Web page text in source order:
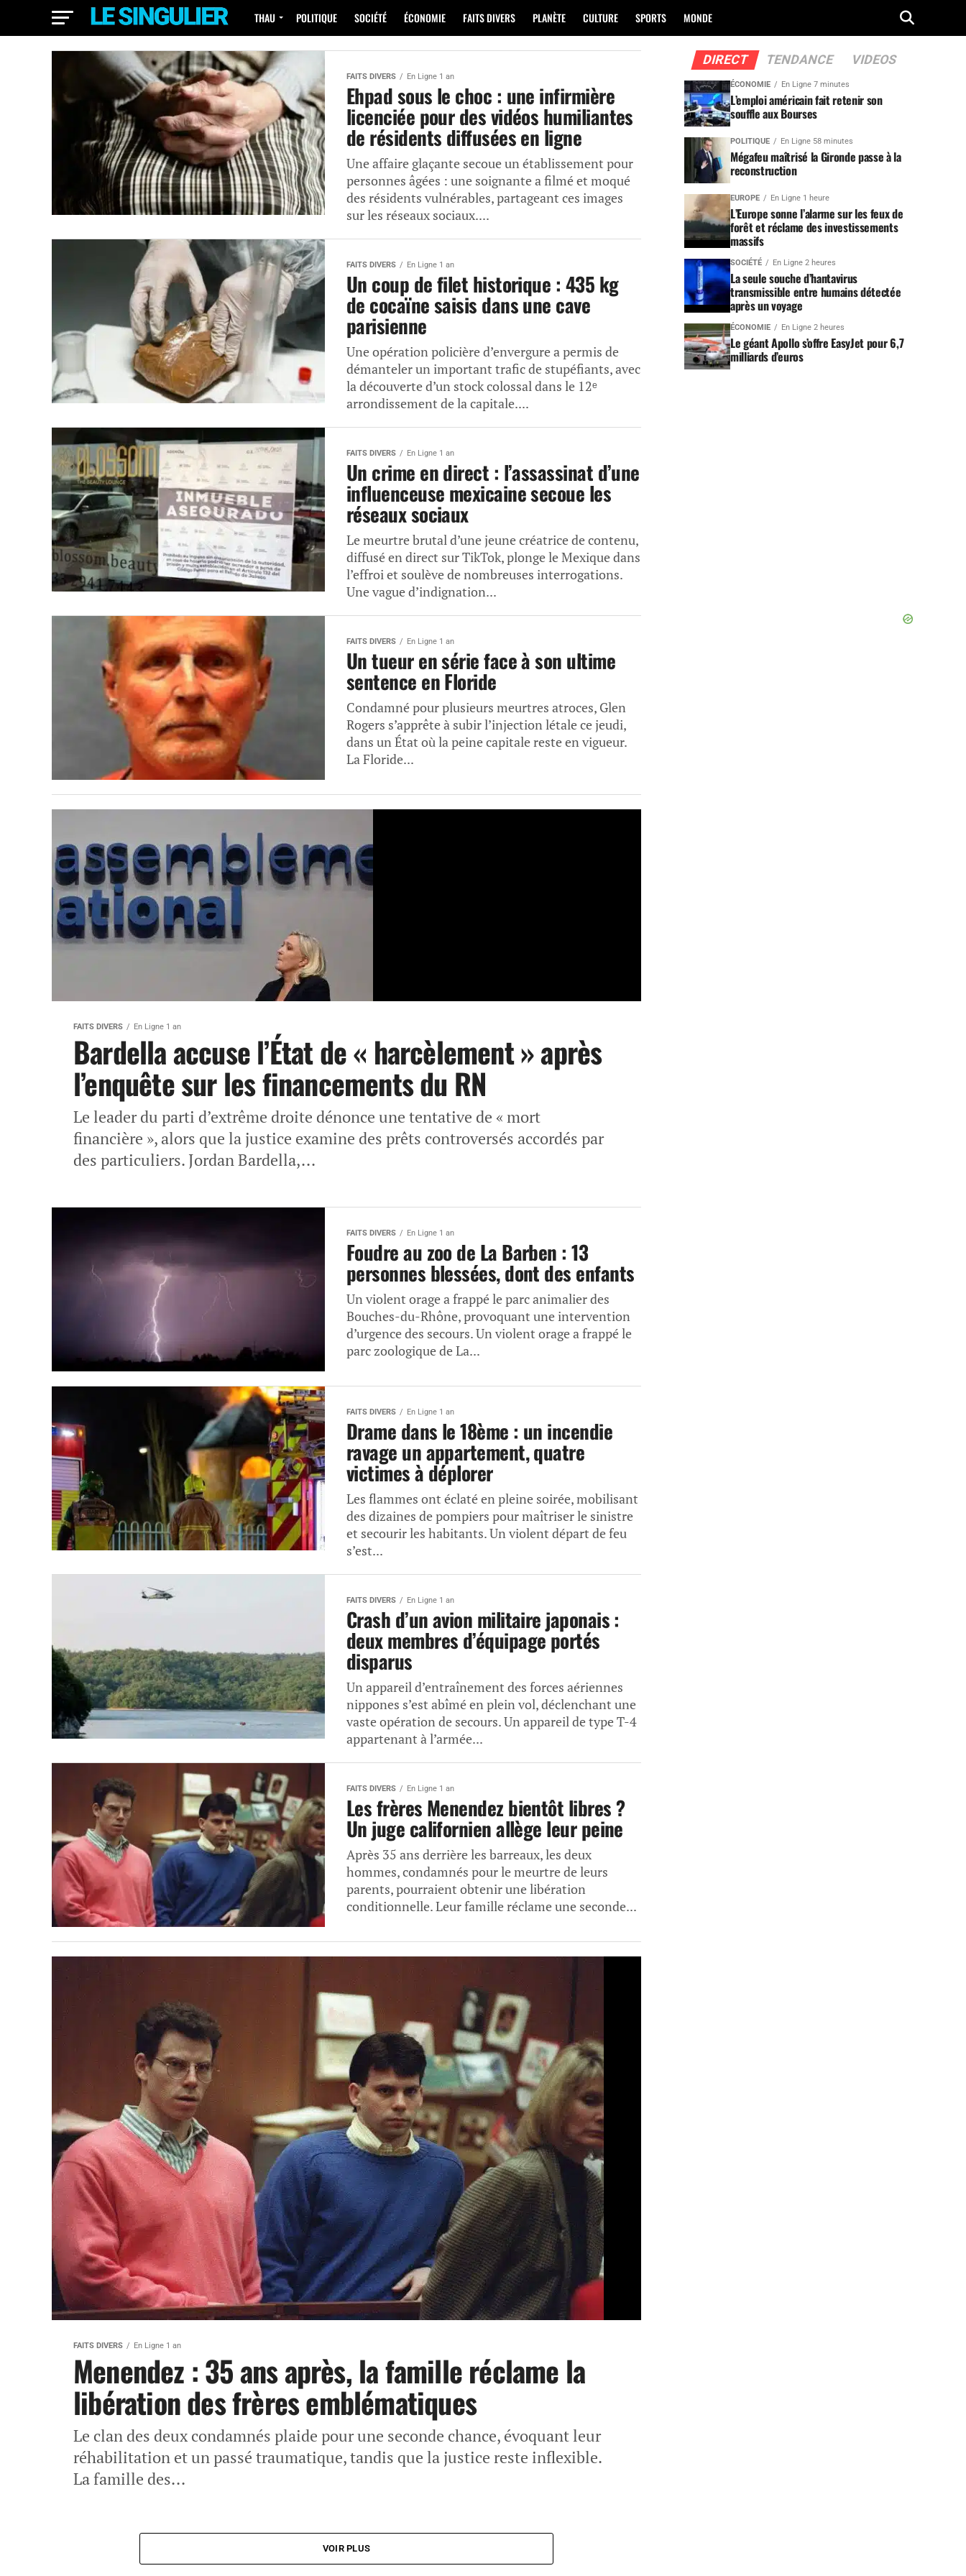
THAU POLITIQUE SOCIÉTÉ ÉCONOMIE FAITS DIVERS PLANÈTE CULTURE SPORTS MONDE
FAITS DIVERS En Ligne 1 an
Ehpad sous le choc : une infirmière
licenciée pour des vidéos humiliantes
de résidents diffusées en ligne
Une affaire glaçante secoue un établissement pour
personnes âgées : une soignante a filmé et moqué
des résidents vulnérables, partageant ces images
sur les réseaux sociaux....
FAITS DIVERS En Ligne 1 an
Un coup de filet historique : 435 kg
de cocaïne saisis dans une cave
parisienne
Une opération policière d’envergure a permis de
démanteler un important trafic de stupéfiants, avec
la découverte d’un stock colossal dans le 12ᵉ
arrondissement de la capitale....
FAITS DIVERS En Ligne 1 an
Un crime en direct : l’assassinat d’une
influenceuse mexicaine secoue les
réseaux sociaux
Le meurtre brutal d’une jeune créatrice de contenu,
diffusé en direct sur TikTok, plonge le Mexique dans
l’effroi et soulève de nombreuses interrogations.
Une vague d’indignation...
FAITS DIVERS En Ligne 1 an
Un tueur en série face à son ultime
sentence en Floride
Condamné pour plusieurs meurtres atroces, Glen
Rogers s’apprête à subir l’injection létale ce jeudi,
dans un État où la peine capitale reste en vigueur.
La Floride...
FAITS DIVERS En Ligne 1 an
Bardella accuse l’État de « harcèlement » après
l’enquête sur les financements du RN
Le leader du parti d’extrême droite dénonce une tentative de « mort
financière », alors que la justice examine des prêts controversés accordés par
des particuliers. Jordan Bardella,...
FAITS DIVERS En Ligne 1 an
Foudre au zoo de La Barben : 13
personnes blessées, dont des enfants
Un violent orage a frappé le parc animalier des
Bouches-du-Rhône, provoquant une intervention
d’urgence des secours. Un violent orage a frappé le
parc zoologique de La...
FAITS DIVERS En Ligne 1 an
Drame dans le 18ème : un incendie
ravage un appartement, quatre
victimes à déplorer
Les flammes ont éclaté en pleine soirée, mobilisant
des dizaines de pompiers pour maîtriser le sinistre
et secourir les habitants. Un violent départ de feu
s’est...
FAITS DIVERS En Ligne 1 an
Crash d’un avion militaire japonais :
deux membres d’équipage portés
disparus
Un appareil d’entraînement des forces aériennes
nippones s’est abîmé en plein vol, déclenchant une
vaste opération de secours. Un appareil de type T-4
appartenant à l’armée...
FAITS DIVERS En Ligne 1 an
Les frères Menendez bientôt libres ?
Un juge californien allège leur peine
Après 35 ans derrière les barreaux, les deux
hommes, condamnés pour le meurtre de leurs
parents, pourraient obtenir une libération
conditionnelle. Leur famille réclame une seconde...
FAITS DIVERS En Ligne 1 an
Menendez : 35 ans après, la famille réclame la
libération des frères emblématiques
Le clan des deux condamnés plaide pour une seconde chance, évoquant leur
réhabilitation et un passé traumatique, tandis que la justice reste inflexible.
La famille des...
VOIR PLUS
DIRECT TENDANCE VIDEOS
ÉCONOMIE En Ligne 7 minutes
L’emploi américain fait retenir son
souffle aux Bourses
POLITIQUE En Ligne 58 minutes
Mégafeu maîtrisé la Gironde passe à la
reconstruction
EUROPE En Ligne 1 heure
L’Europe sonne l’alarme sur les feux de
forêt et réclame des investissements
massifs
SOCIÉTÉ En Ligne 2 heures
La seule souche d’hantavirus
transmissible entre humains détectée
après un voyage
ÉCONOMIE En Ligne 2 heures
Le géant Apollo s’offre EasyJet pour 6,7
milliards d’euros